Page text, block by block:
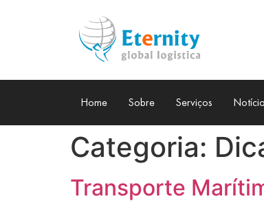
Home Sobre Serviços
Categoria:
Transporte